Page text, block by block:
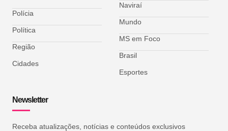
Polícia
Política
Região
Cidades
Naviraí
Mundo
MS em Foco
Brasil
Esportes
Newsletter
Receba atualizações, notícias e conteúdos exclusivos